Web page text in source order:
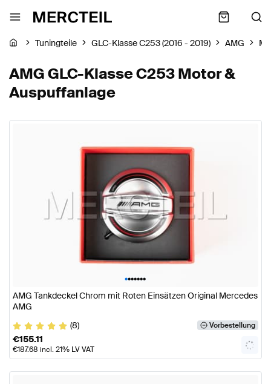
Tuningteile GLC-Klasse C253 (2016 - 2019) AMG
AMG GLC-Klasse C253 Motor &
Auspuffanlage
•••••••
AMG Tankdeckel Chrom mit Roten Einsätzen Original Mercedes
AMG
(8)
Vorbestellung
€155.11
€187.68 incl. 21% LV VAT